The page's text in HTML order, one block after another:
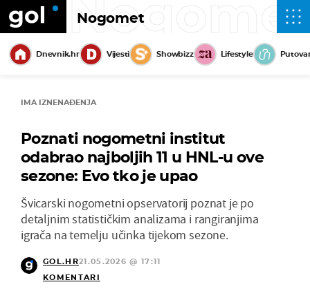
Nogomet
Dnevnik.hr Vijesti Showbizz Lifestyle
IMA IZNENAĐENJA
Poznati nogometni institut
odabrao najboljih 11 u HNL-u ove
sezone: Evo tko je upao
Švicarski nogometni opservatorij poznat je po
detaljnim statističkim analizama i rangiranjima
igrača na temelju učinka tijekom sezone.
GOL.HR21.05.2026 @ 17:11
KOMENTARI